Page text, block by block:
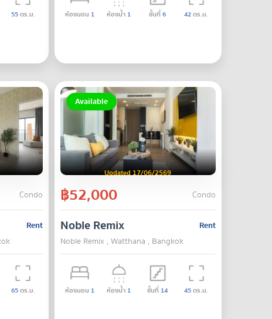
55ตร.ม. ห้องนอน 1 ห้องน้ำ 1 ชั้นที่6 42ตร.ม.
Condo
Rent
65ตร.ม.
Available
Updated 17/06/2569
฿52,000 Condo
Rent
Noble Remix
Noble Remix , Watthana , Bangkok
ห้องนอน 1 ห้องน้ำ 1 ชั้นที่ 14 45ตร.ม.